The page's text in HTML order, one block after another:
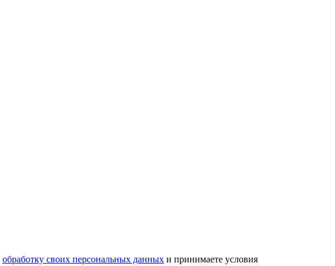
обработку своих персональных данных и принимаете условия